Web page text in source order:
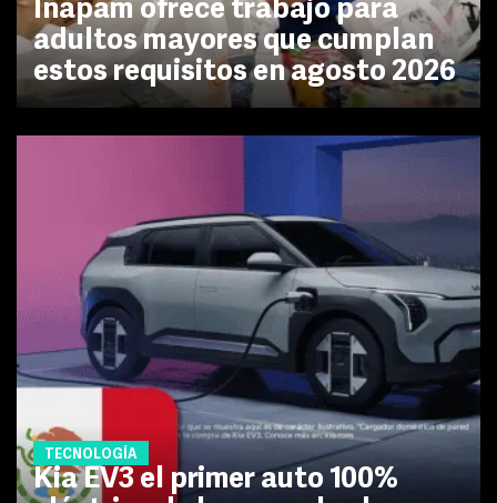
Inapam ofrece trabajo para
adultos mayores que cumplan
estos requisitos en agosto 2026
TECNOLOGÍA
Kia EV3 el primer auto 100%